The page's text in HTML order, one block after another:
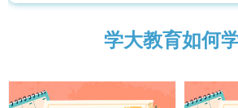
学大教育如何